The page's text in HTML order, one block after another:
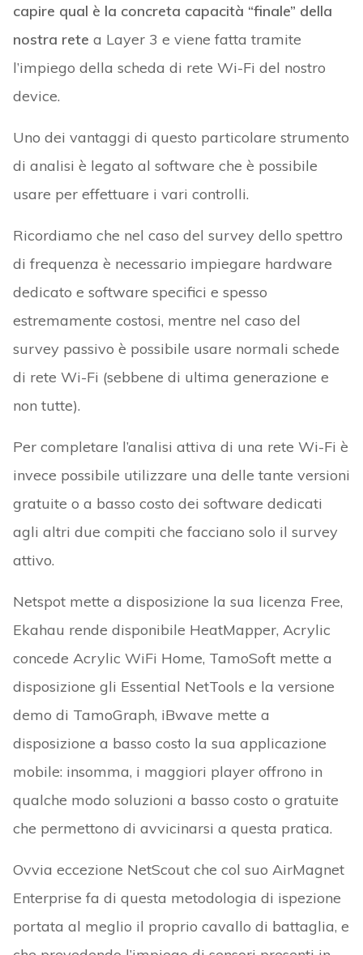
capire qual è la concreta capacità “finale” della
nostra rete a Layer 3 e viene fatta tramite
l’impiego della scheda di rete Wi-Fi del nostro
device.
Uno dei vantaggi di questo particolare strumento
di analisi è legato al software che è possibile
usare per effettuare i vari controlli.
Ricordiamo che nel caso del survey dello spettro
di frequenza è necessario impiegare hardware
dedicato e software specifici e spesso
estremamente costosi, mentre nel caso del
survey passivo è possibile usare normali schede
di rete Wi-Fi (sebbene di ultima generazione e
non tutte).
Per completare l’analisi attiva di una rete Wi-Fi è
invece possibile utilizzare una delle tante versioni
gratuite o a basso costo dei software dedicati
agli altri due compiti che facciano solo il survey
attivo.
Netspot mette a disposizione la sua licenza Free,
Ekahau rende disponibile HeatMapper, Acrylic
concede Acrylic WiFi Home, TamoSoft mette a
disposizione gli Essential NetTools e la versione
demo di TamoGraph, iBwave mette a
disposizione a basso costo la sua applicazione
mobile: insomma, i maggiori player offrono in
qualche modo soluzioni a basso costo o gratuite
che permettono di avvicinarsi a questa pratica.
Ovvia eccezione NetScout che col suo AirMagnet
Enterprise fa di questa metodologia di ispezione
portata al meglio il proprio cavallo di battaglia, e